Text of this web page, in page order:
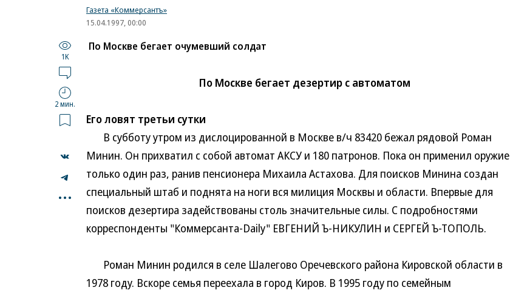
Газета «Коммерсантъ»
15.04.1997, 00:00
1K
2 мин.
...
По Москве бегает очумевший солдат
По Москве бегает дезертир с автоматом
Его ловят третьи сутки
В субботу утром из дислоцированной в Москве в/ч 83420 бежал рядовой Роман
Минин. Он прихватил с собой автомат АКСУ и 180 патронов. Пока он применил оружие
только один раз, ранив пенсионера Михаила Астахова. Для поисков Минина создан
специальный штаб и поднята на ноги вся милиция Москвы и области. Впервые для
поисков дезертира задействованы столь значительные силы. С подробностями
корреспонденты "Коммерсанта-Daily" ЕВГЕНИЙ Ъ-НИКУЛИН и СЕРГЕЙ Ъ-ТОПОЛЬ.
Роман Минин родился в селе Шалегово Оречевского района Кировской области в
1978 году. Вскоре семья переехала в город Киров. В 1995 году по семейным